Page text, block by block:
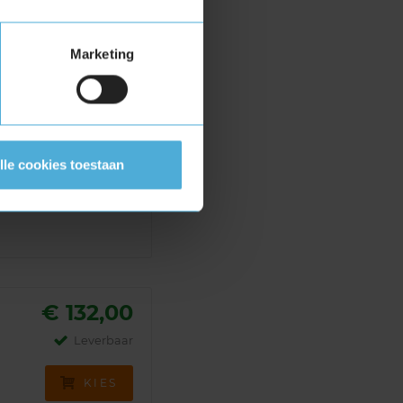
Marketing
cookies toestaan
€ 128,00
KIES
€ 132,00
Leverbaar
KIES